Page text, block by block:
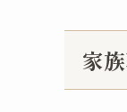
家